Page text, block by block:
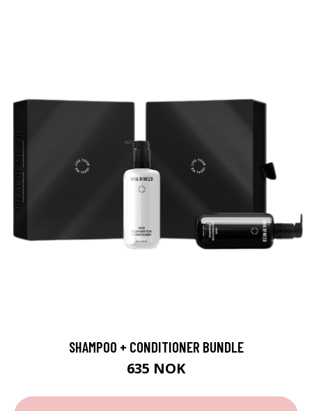
SHAMPOO + CONDITIONER BUNDLE
635 NOK